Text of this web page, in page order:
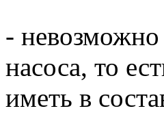
- невозможно
насоса, то
иметь в